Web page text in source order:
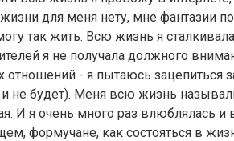
для меня нету, мне фантазии
так жить. Всю жизнь я
я не получала должного
- я пытаюсь зацепиться
не будет). Меня всю жизнь
И я очень много раз влюблялась
формучане, как состояться в